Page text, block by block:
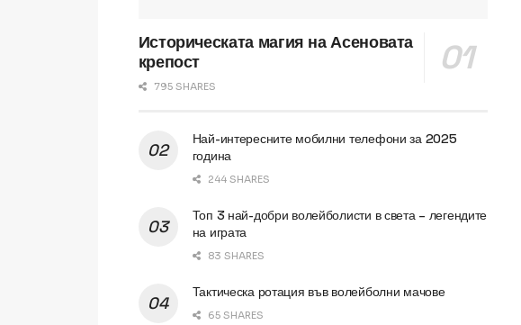
Историческата магия на Асеновата
крепост
795 SHARES
Най-интересните мобилни телефони за 2025
година
244 SHARES
Топ 3 най-добри волейболисти в света – легендите
на играта
83 SHARES
Тактическа ротация във волейболни мачове
65 SHARES